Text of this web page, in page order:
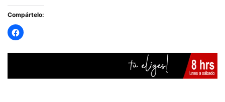
Compártelo: